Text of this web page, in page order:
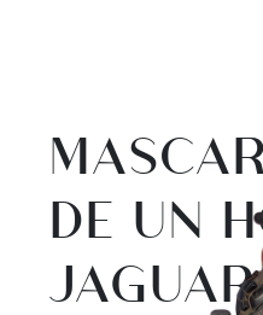
DE UN
JAGUAR